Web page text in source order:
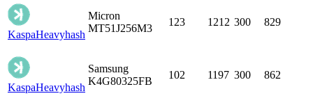
KaspaHeavyhash
Micron
MT51J256M3
123 1212 300 829
KaspaHeavyhash
Samsung
K4G80325FB
102 1197 300 862